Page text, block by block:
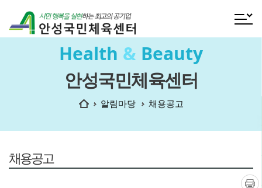
전체메
Health & Beauty
안성국민체육센터
홈 알림마당 채용공고
채용공고
인쇄